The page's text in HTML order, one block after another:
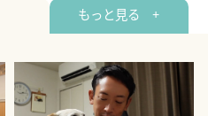
もっと見る +